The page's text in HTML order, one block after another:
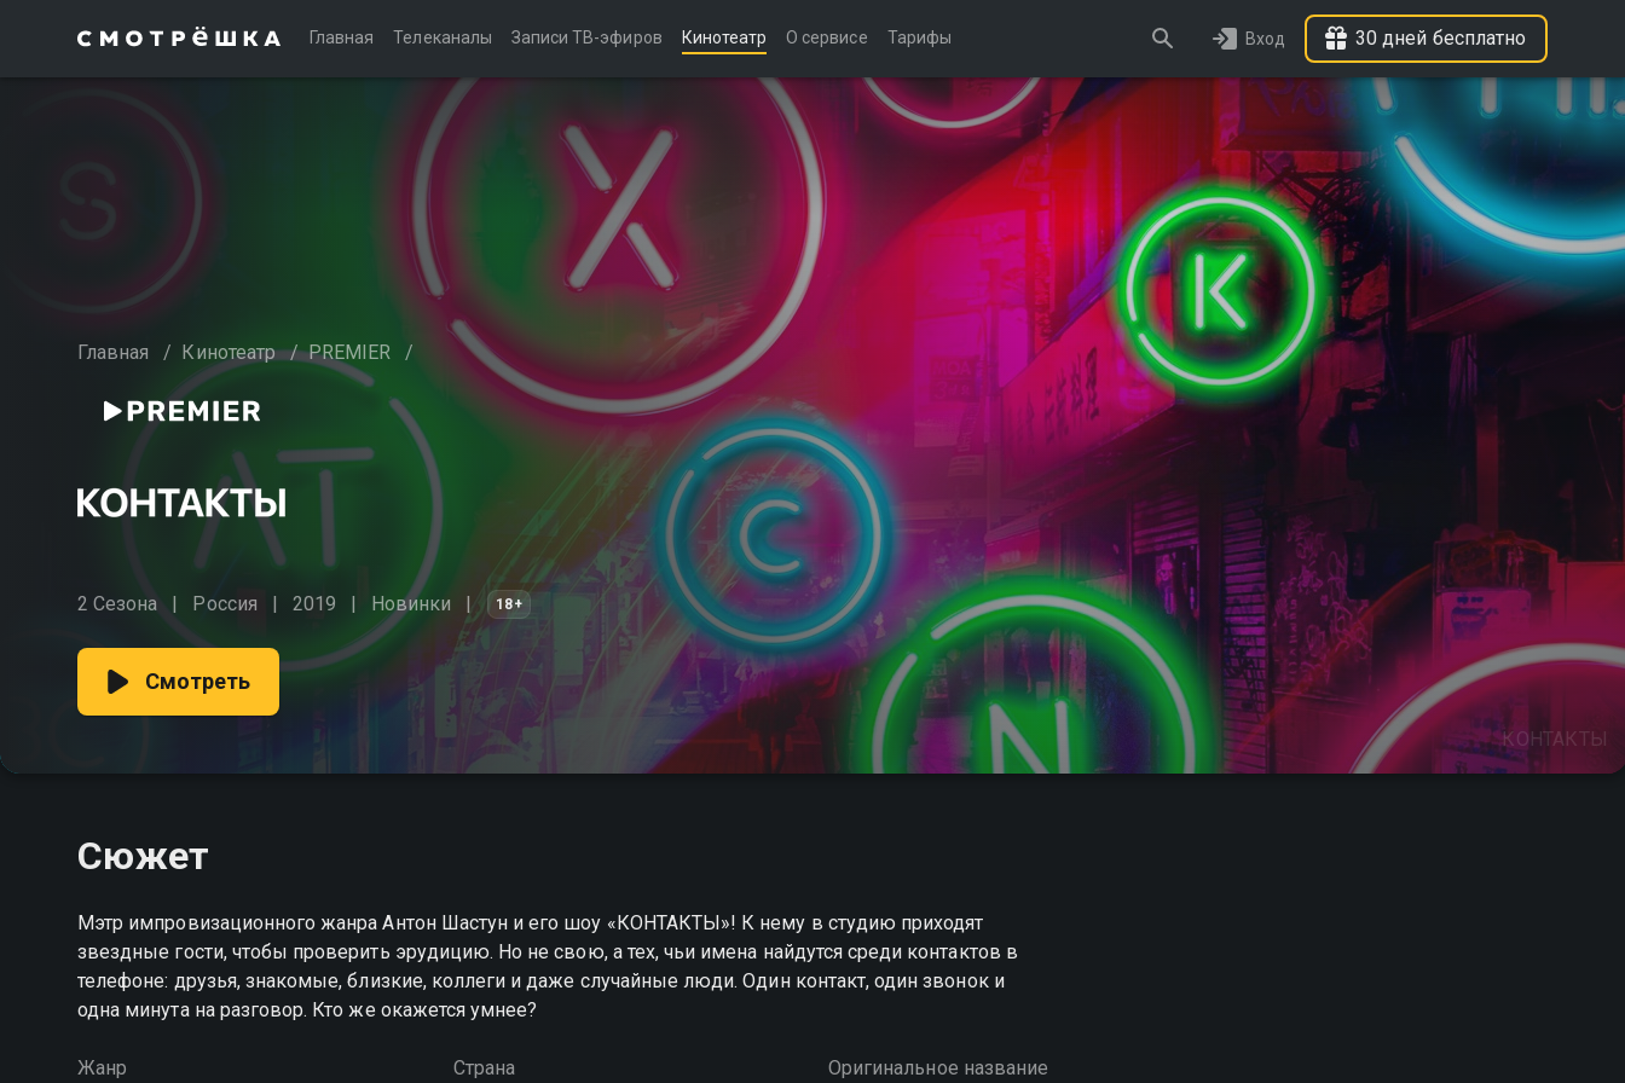
Главная Телеканалы Записи ТВ-эфиров Кинотеатр О сервисе Тарифы Вход 30 дней бесплатно
Главная / Кинотеатр / PREMIER /
2 Сезона Россия 2019 Новинки 18+
КОНТАКТЫ
Смотреть
Сюжет
Мэтр импровизационного жанра Антон Шастун и его шоу «КОНТАКТЫ»! К нему в студию приходят
звездные гости, чтобы проверить эрудицию. Но не свою, а тех, чьи имена найдутся среди контактов в
телефоне: друзья, знакомые, близкие, коллеги и даже случайные люди. Один контакт, один звонок и
одна минута на разговор. Кто же окажется умнее?
Жанр Страна Оригинальное название